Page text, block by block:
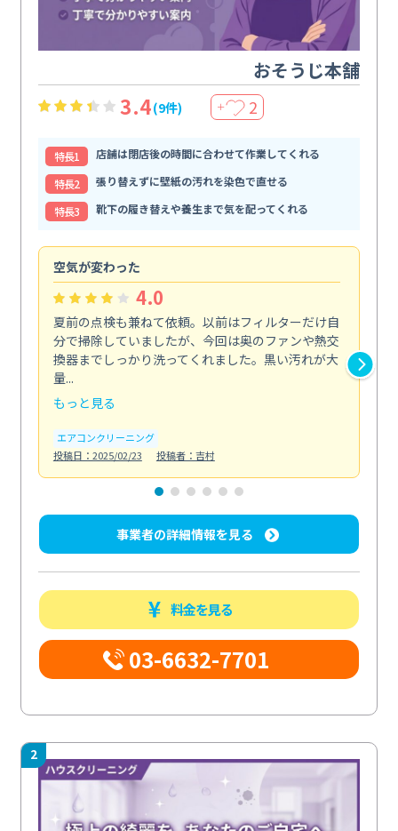
おそうじ本舗
3.4(9件) ＋ 2
特⻑1
店舗は閉店後の時間に合わせて作業してくれる
特⻑2
張り替えずに壁紙の汚れを染色で直せる
特⻑3
靴下の履き替えや養生まで気を配ってくれる
空気が変わった
4.0
夏前の点検も兼ねて依頼。以前はフィルターだけ自
分で掃除していましたが、今回は奥のファンや熱交
換器までしっかり洗ってくれました。黒い汚れが大
量...
もっと見る
エアコンクリーニング
投稿日：2025/02/23
投稿者：吉村
事業者の詳細情報を見る
料金を見る
03-6632-7701
2